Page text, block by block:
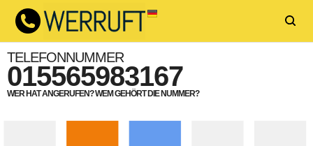
TELEFONNUMMER
015565983167
WER HAT ANGERUFEN? WEM GEHÖRT DIE NUMMER?